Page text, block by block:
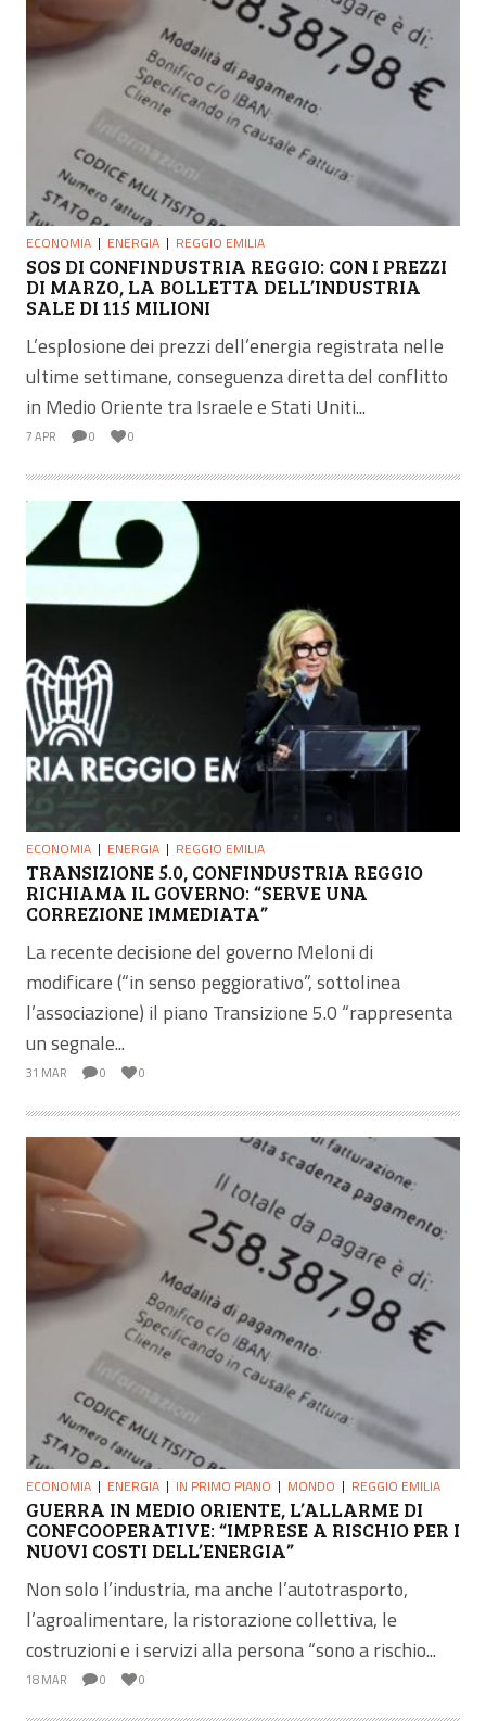
ECONOMIA ENERGIA REGGIO EMILIA
SOS DI CONFINDUSTRIA REGGIO: CON I PREZZI
DI MARZO, LA BOLLETTA DELL’INDUSTRIA
SALE DI 115 MILIONI
L’esplosione dei prezzi dell’energia registrata nelle
ultime settimane, conseguenza diretta del conflitto
in Medio Oriente tra Israele e Stati Uniti...
7 APR 0 0
ECONOMIA ENERGIA REGGIO EMILIA
TRANSIZIONE 5.0, CONFINDUSTRIA REGGIO
RICHIAMA IL GOVERNO: “SERVE UNA
CORREZIONE IMMEDIATA”
La recente decisione del governo Meloni di
modificare (“in senso peggiorativo”, sottolinea
l’associazione) il piano Transizione 5.0 “rappresenta
un segnale...
31 MAR 0 0
ECONOMIA ENERGIA IN PRIMO PIANO MONDO REGGIO EMILIA
GUERRA IN MEDIO ORIENTE, L’ALLARME DI
CONFCOOPERATIVE: “IMPRESE A RISCHIO PER I
NUOVI COSTI DELL’ENERGIA”
Non solo l’industria, ma anche l’autotrasporto,
l’agroalimentare, la ristorazione collettiva, le
costruzioni e i servizi alla persona “sono a rischio...
18 MAR 0 0